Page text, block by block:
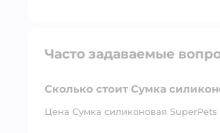
Часто задаваемые
Сколько стоит Сумка
Цена Сумка силиконовая SuperPets